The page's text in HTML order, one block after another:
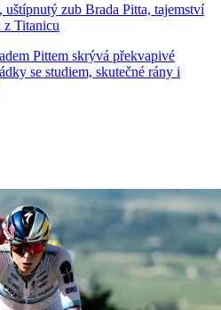
zub Brada Pitta, tajemství
z Titanicu
Pittem skrývá překvapivé
se studiem, skutečné rány i